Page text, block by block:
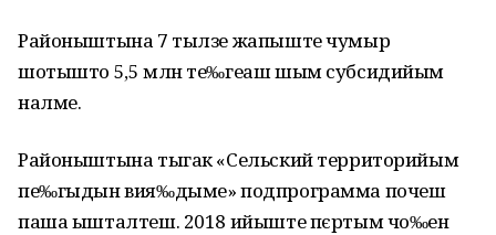
Районыштына 7 тылзе жапыште чумыр
шотышто 5,5 млн те‰геаш шым субсидийым
налме.
Районыштына тыгак «Сельский территорийым
пе‰гыдын вия‰дыме» подпрограмма почеш
паша ышталтеш. 2018 ийыште пєртым чо‰ен